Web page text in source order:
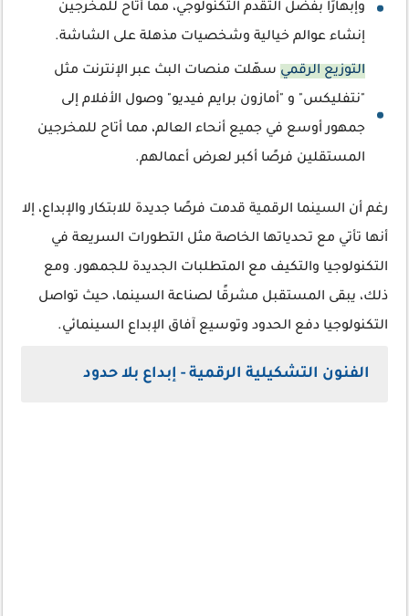
وإبهارًا بفضل التقدم التكنولوجي، مما أتاح للمخرجين
إنشاء عوالم خيالية وشخصيات مذهلة على الشاشة.
التوزيع الرقمي سهّلت منصات البث عبر الإنترنت مثل
"نتفليكس" و "أمازون برايم فيديو" وصول الأفلام إلى
جمهور أوسع في جميع أنحاء العالم، مما أتاح للمخرجين
المستقلين فرصًا أكبر لعرض أعمالهم.
رغم أن السينما الرقمية قدمت فرصًا جديدة للابتكار والإبداع، إلا
أنها تأتي مع تحدياتها الخاصة مثل التطورات السريعة في
التكنولوجيا والتكيف مع المتطلبات الجديدة للجمهور. ومع
ذلك، يبقى المستقبل مشرقًا لصناعة السينما، حيث تواصل
التكنولوجيا دفع الحدود وتوسيع آفاق الإبداع السينمائي.
الفنون التشكيلية الرقمية - إبداع بلا حدود